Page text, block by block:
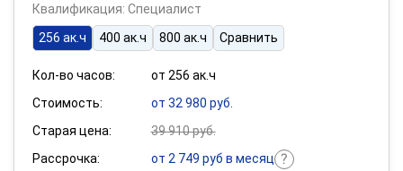
Квалификация: Специалист
256 ак.ч
400 ак.ч 800 ак.ч Сравнить
Кол-во часов:
от 256 ак.ч
Стоимость:
от 32 980 руб.
Старая цена:
39 910 руб.
Рассрочка:
от 2 749 руб в месяц